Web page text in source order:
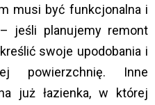
musi być funkcjonalna i
jeśli planujemy remont
swoje upodobania i
powierzchnię. Inne
już łazienka, w której